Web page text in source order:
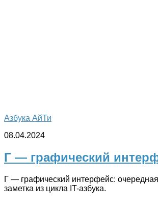
Азбука АйТи
08.04.2024
Г — графический
Г — графический интерфейс: очередная
заметка из цикла IT-азбука.